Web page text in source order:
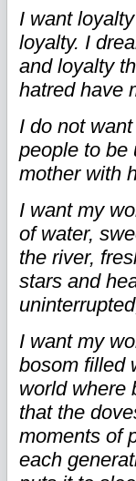
I want
loyalty. I
and loyalty
hatred have
I do not
people to be
mother with
I want my
of water,
the river,
stars and
I want my
bosom filled
world where
that the
moments of
each